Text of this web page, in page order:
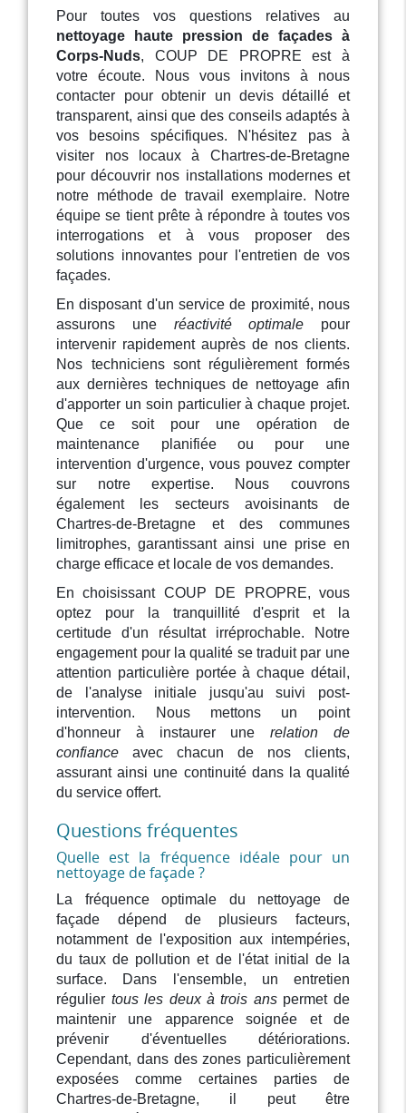
Pour toutes vos questions relatives au
nettoyage haute pression de façades à
Corps-Nuds, COUP DE PROPRE est à
votre écoute. Nous vous invitons à nous
contacter pour obtenir un devis détaillé et
transparent, ainsi que des conseils adaptés à
vos besoins spécifiques. N'hésitez pas à
visiter nos locaux à Chartres-de-Bretagne
pour découvrir nos installations modernes et
notre méthode de travail exemplaire. Notre
équipe se tient prête à répondre à toutes vos
interrogations et à vous proposer des
solutions innovantes pour l'entretien de vos
façades.
En disposant d'un service de proximité, nous
assurons une réactivité optimale pour
intervenir rapidement auprès de nos clients.
Nos techniciens sont régulièrement formés
aux dernières techniques de nettoyage afin
d'apporter un soin particulier à chaque projet.
Que ce soit pour une opération de
maintenance planifiée ou pour une
intervention d'urgence, vous pouvez compter
sur notre expertise. Nous couvrons
également les secteurs avoisinants de
Chartres-de-Bretagne et des communes
limitrophes, garantissant ainsi une prise en
charge efficace et locale de vos demandes.
En choisissant COUP DE PROPRE, vous
optez pour la tranquillité d'esprit et la
certitude d'un résultat irréprochable. Notre
engagement pour la qualité se traduit par une
attention particulière portée à chaque détail,
de l'analyse initiale jusqu'au suivi post-
intervention. Nous mettons un point
d'honneur à instaurer unerelation de
confiance avec chacun de nos clients,
assurant ainsi une continuité dans la qualité
du service offert.
Questions fréquentes
Quelle est la fréquence idéale pour un
nettoyage de façade ?
La fréquence optimale du nettoyage de
façade dépend de plusieurs facteurs,
notamment de l'exposition aux intempéries,
du taux de pollution et de l'état initial de la
surface. Dans l'ensemble, un entretien
régulier tous les deux à trois anspermet de
maintenir une apparence soignée et de
prévenir d'éventuelles détériorations.
Cependant, dans des zones particulièrement
exposées comme certaines parties de
Chartres-de-Bretagne, il peut être